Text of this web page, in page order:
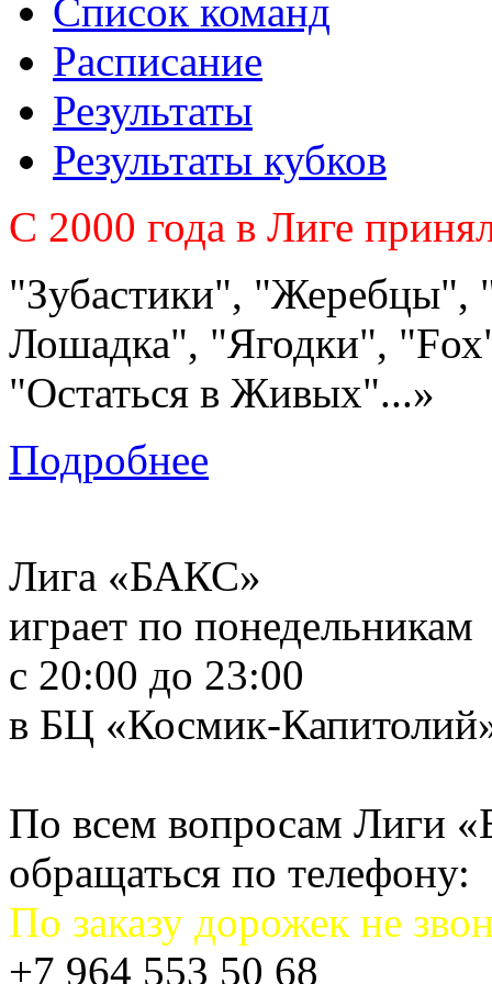
Список команд
Расписание
Результаты
Результаты кубков
C 2000 года в Лиге
"Зубастики", "Жеребцы",
Лошадка", "Ягодки",
"Остаться в Живых"...»
Подробнее
Лига «БАКС»
играет по понедельникам
с 20:00 до 23:00
в БЦ «Космик-
По всем вопросам Лиги
обращаться по телефону:
По заказу дорожек не
+7 964 553 50 68